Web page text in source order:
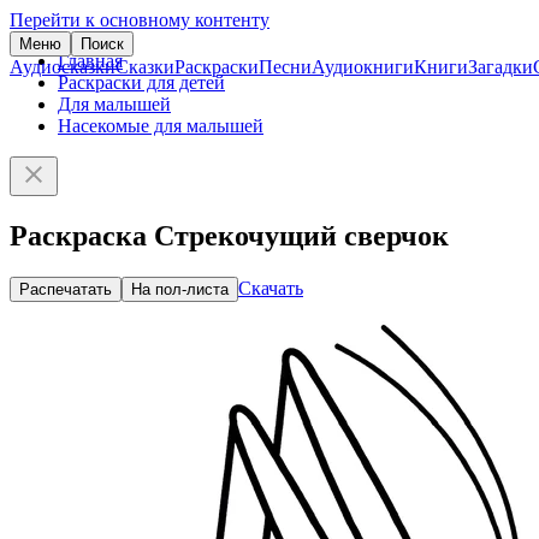
Перейти к основному контенту
Меню Поиск
АудиосказкиСказкиРаскраскиПесниАудиокнигиКнигиЗагадки
Главная
Раскраски для детей
Для малышей
Насекомые для малышей
Раскраска Стрекочущий сверчок
Распечатать На пол-листа Скачать